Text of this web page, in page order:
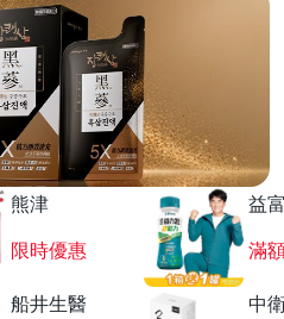
熊津
限時優惠
益
滿
船井生醫
中